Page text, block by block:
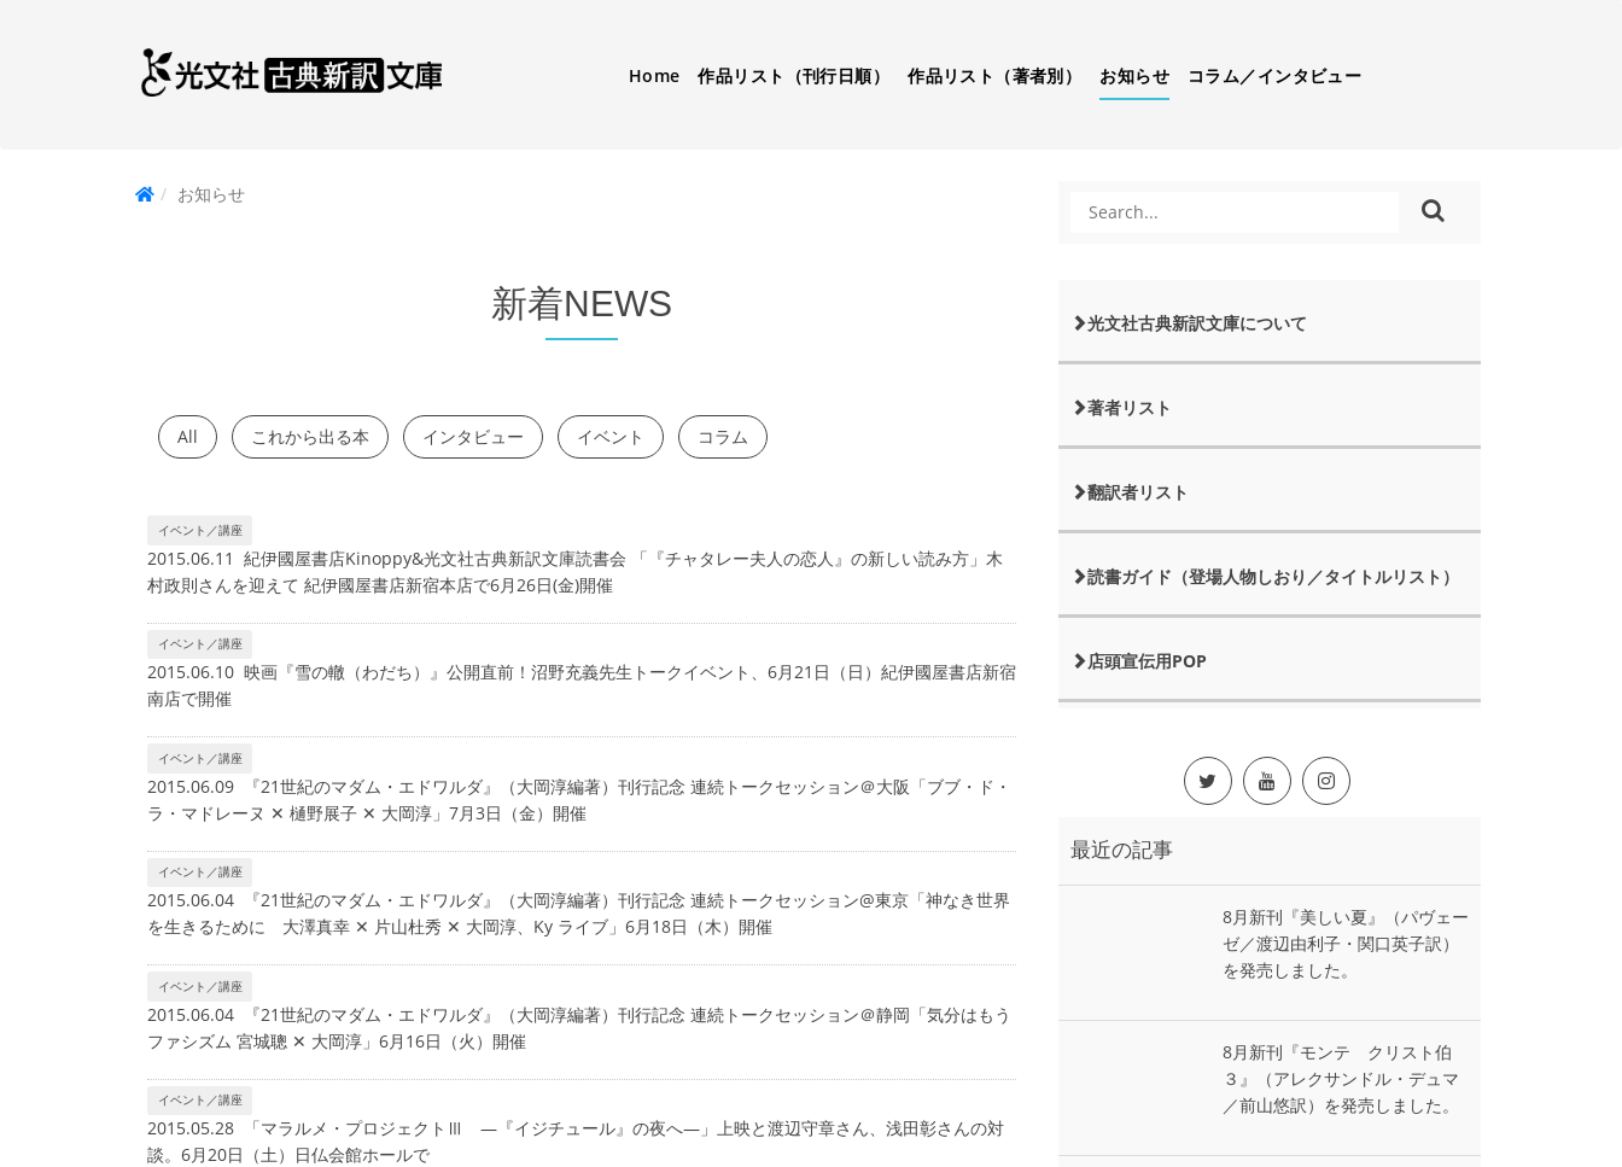
Home 作品リスト（刊行日順） 作品リスト（著者別） お知らせ コラム／インタビュー
お知らせ
新着NEWS
All これから出る本 インタビュー イベント コラム
イベント／講座
2015.06.11 紀伊國屋書店Kinoppy&光文社古典新訳文庫読書会 「『チャタレー夫人の恋人』の新しい読み方」木
村政則さんを迎えて 紀伊國屋書店新宿本店で6月26日(金)開催
イベント／講座
2015.06.10 映画『雪の轍（わだち）』公開直前！沼野充義先生トークイベント、6月21日（日）紀伊國屋書店新宿
南店で開催
イベント／講座
2015.06.09 『21世紀のマダム・エドワルダ』（大岡淳編著）刊行記念 連続トークセッション＠大阪「ブブ・ド・
ラ・マドレーヌ ✕ 樋野展子 ✕ 大岡淳」7月3日（金）開催
イベント／講座
2015.06.04 『21世紀のマダム・エドワルダ』（大岡淳編著）刊行記念 連続トークセッション@東京「神なき世界
を生きるために 大澤真幸 ✕ 片山杜秀 ✕ 大岡淳、Ky ライブ」6月18日（木）開催
イベント／講座
2015.06.04 『21世紀のマダム・エドワルダ』（大岡淳編著）刊行記念 連続トークセッション＠静岡「気分はもう
ファシズム 宮城聰 ✕ 大岡淳」6月16日（火）開催
イベント／講座
2015.05.28 「マラルメ・プロジェクトⅢ ―『イジチュール』の夜へ―」上映と渡辺守章さん、浅田彰さんの対
談。6月20日（土）日仏会館ホールで
光文社古典新訳文庫について
著者リスト
翻訳者リスト
読書ガイド（登場人物しおり／タイトルリスト）
店頭宣伝用POP
最近の記事
8月新刊『美しい夏』（パヴェー
ゼ／渡辺由利子・関口英子訳）
を発売しました。
8月新刊『モンテ゠クリスト伯
３』（アレクサンドル・デュマ
／前山悠訳）を発売しました。